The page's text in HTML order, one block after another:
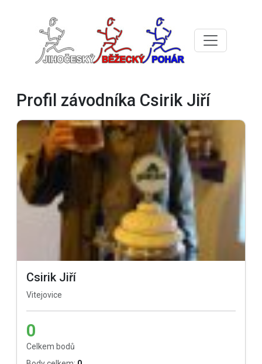
Profil závodníka Csirik Jiří
Csirik Jiří
Vitejovice
0
Celkem bodů